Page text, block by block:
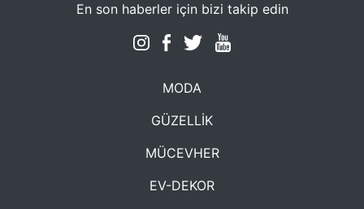
En son haberler için bizi takip edin
MODA
GÜZELLİK
MÜCEVHER
EV-DEKOR